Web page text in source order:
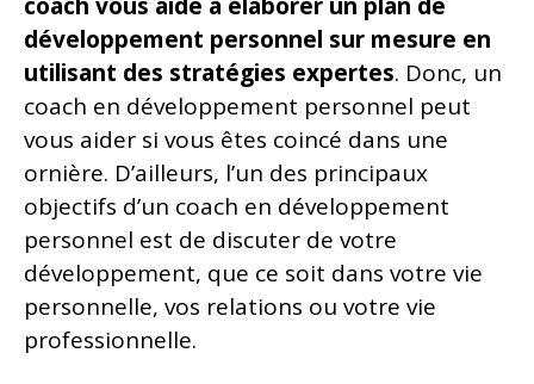
coach vous aide à élaborer un plan de
développement personnel sur mesure en
utilisant des stratégies expertes. Donc, un
coach en développement personnel peut
vous aider si vous êtes coincé dans une
ornière. D’ailleurs, l’un des principaux
objectifs d’un coach en développement
personnel est de discuter de votre
développement, que ce soit dans votre vie
personnelle, vos relations ou votre vie
professionnelle.